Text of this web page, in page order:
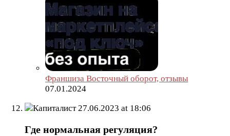
Франшиза Восточный оборот, отзывы
07.01.2024
Капиталист27.06.2023 at 18:06
Где нормальная регуляция?